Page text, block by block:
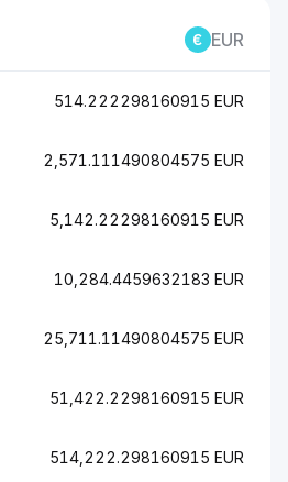
EUR
514.222298160915 EUR
2,571.111490804575 EUR
5,142.22298160915 EUR
10,284.4459632183 EUR
25,711.11490804575 EUR
51,422.2298160915 EUR
514,222.298160915 EUR